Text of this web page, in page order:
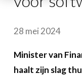
28 mei 2024
Minister van
haalt zijn slag